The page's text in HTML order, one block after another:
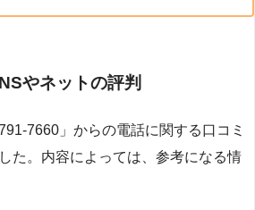
やネットの評判
7660」からの電話に関する口コミ
た。内容によっては、参考になる情